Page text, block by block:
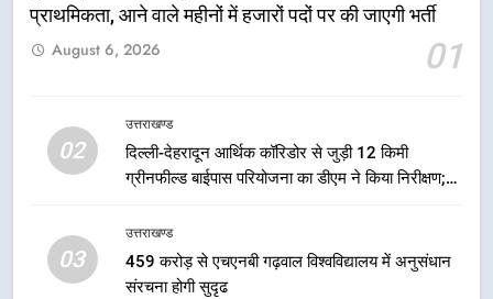
प्राथमिकता, आने वाले महीनों में हजारों पदों पर की जाएगी भर्ती
01
August 6, 2026
02
उत्तराखण्ड
दिल्ली-देहरादून आर्थिक कॉरिडोर से जुड़ी 12 किमी
ग्रीनफील्ड बाईपास परियोजना का डीएम ने किया निरीक्षण;
सुरक्षा मानकों से कोई समझौता नहींः डीएम
03
उत्तराखण्ड
459 करोड़ से एचएनबी गढ़वाल विश्वविद्यालय में अनुसंधान
संरचना होगी सुदृढ
6
अभियुक्त को दून पुलिस ने हरिद्वार से किया
गिरफ्तार
उत्तराखण्ड